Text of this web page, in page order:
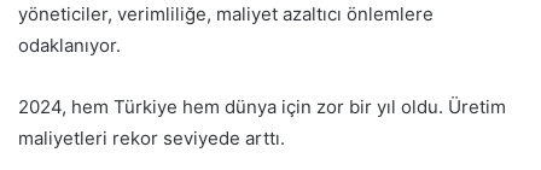
yöneticiler, verimliliğe, maliyet azaltıcı önlemlere
odaklanıyor.
2024, hem Türkiye hem dünya için zor bir yıl oldu. Üretim
maliyetleri rekor seviyede arttı.